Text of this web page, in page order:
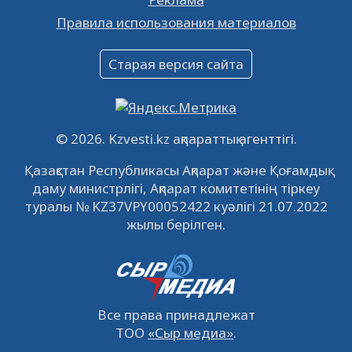
16.12.2022 61030
Объявление
09.12.2022
Свободные рабочие места
встречу с инвесторами в Кызылорде 22
ноября
21.11.2022 14936 0
© 2026. Kzvesti.kz ақпараттық агенттігі.
Қазақстан Республикасы Ақпарат және Қоғамдық
даму министрлігі, Ақпарат комитетінің тіркеу
туралы № KZ37VPY00052422 куәлігі 21.07.2022
жылы берілген.
Все права принадлежат
ТОО «Сыр медиа».
Правила использования материалов
Старая версия сайта